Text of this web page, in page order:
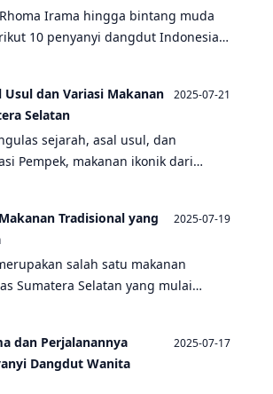
Irama hingga bintang muda
10 penyanyi dangdut Indonesia
Usul dan Variasi Makanan
Selatan
2025-07-21
sejarah, asal usul, dan
Pempek, makanan ikonik dari
Tradisional yang
2025-07-19
salah satu makanan
Sumatera Selatan yang mulai
dangdut Indonesia dan
Sumatera Selatan lainnya.
dan Perjalanannya
Dangdut Wanita
2025-07-17